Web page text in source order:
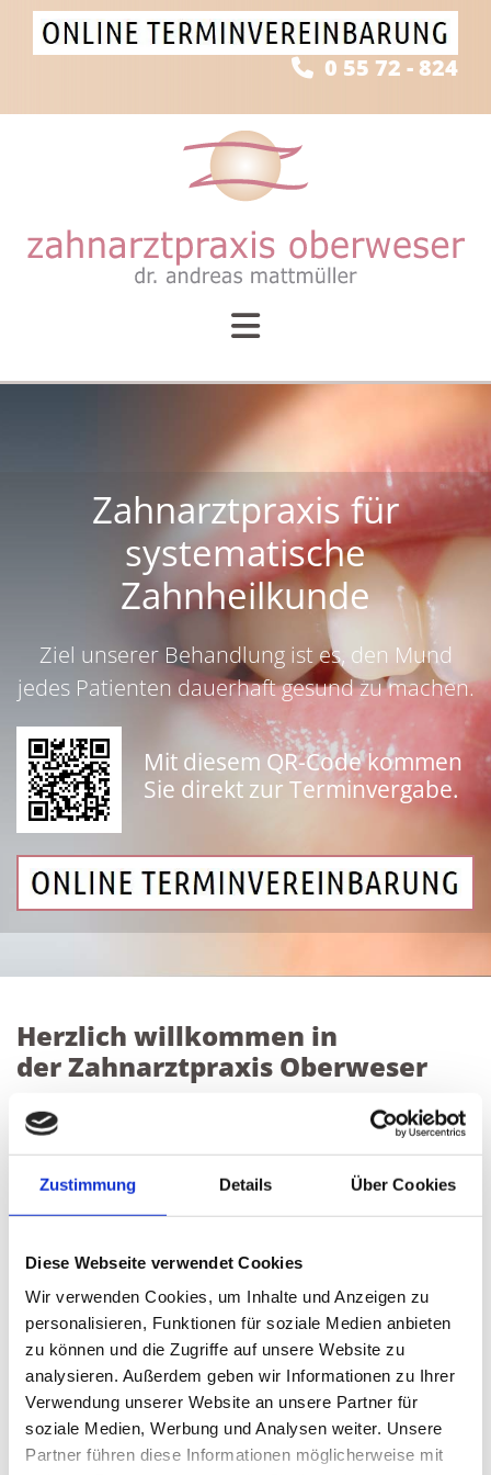
Zustimmung Details Über Cookies
Diese Webseite verwendet Cookies
Wir verwenden Cookies, um Inhalte und Anzeigen zu
personalisieren, Funktionen für soziale Medien anbieten
zu können und die Zugriffe auf unsere Website zu
analysieren. Außerdem geben wir Informationen zu Ihrer
Verwendung unserer Website an unsere Partner für
soziale Medien, Werbung und Analysen weiter. Unsere
Partner führen diese Informationen möglicherweise mit
Zum Inhalt springen
 0 55 72 - 824
Zahnarztpraxis für
systematische
Zahnheilkunde
Ziel unserer Behandlung ist es, den Mund
jedes Patienten dauerhaft gesund zu machen.
Mit diesem QR-Code kommen
Sie direkt zur Terminvergabe.
Herzlich willkommen in
der Zahnarztpraxis Oberweser
Die Praxis für systematische
Zahnheilkunde
Patient.
Unser Ziel ist es, Ihren Mund dauerhaft gesund zu
halten, deshalb suchen wir jeweils, die für Sie
individuell beste Lösung für Ihr Problem.
Werden auch Sie dauerhaft gesund! Unser Team
empfängt Sie gerne.